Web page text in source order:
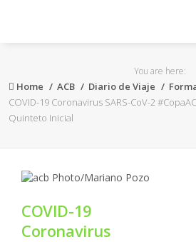
ACB
FEB
FIBA
You are here:
Home ACB Diario de Viaje
COVID-19 Coronavirus SARS-CoV-2
Quinteto Inicial
COVID-19
Coronavirus